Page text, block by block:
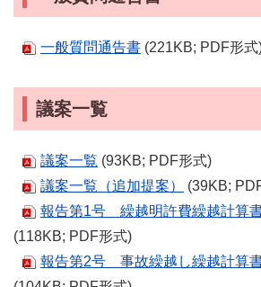
一般質問通告書 (221KB; PDF形式
議案一覧
議案一覧 (93KB; PDF形式)
議案一覧（追加提案）
(39KB;
報告第1号 繰越明許費繰越計算
(118KB; PDF形式)
報告第2号 事故繰越し繰越計算